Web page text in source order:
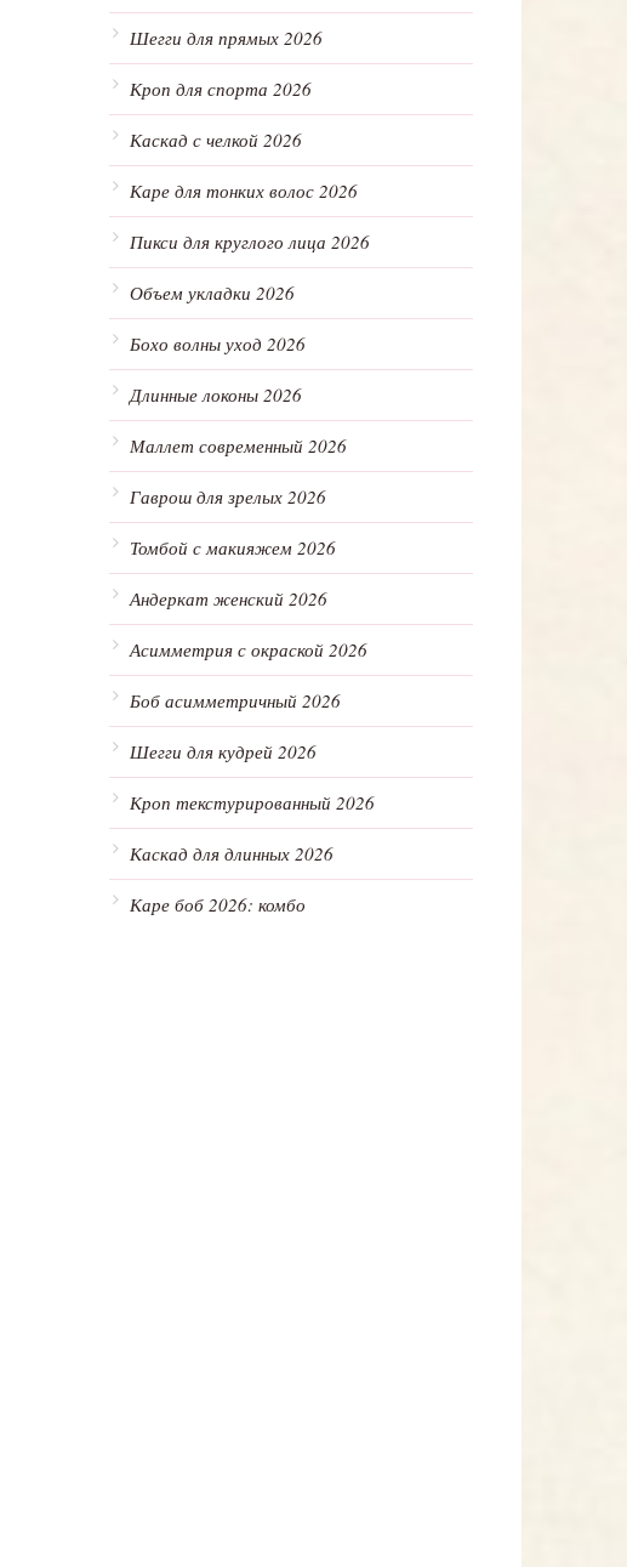
Шегги для прямых 2026
Кроп для спорта 2026
Каскад с челкой 2026
Каре для тонких волос 2026
Пикси для круглого лица 2026
Объем укладки 2026
Бохо волны уход 2026
Длинные локоны 2026
Маллет современный 2026
Гаврош для зрелых 2026
Томбой с макияжем 2026
Андеркат женский 2026
Асимметрия с окраской 2026
Боб асимметричный 2026
Шегги для кудрей 2026
Кроп текстурированный 2026
Каскад для длинных 2026
Каре боб 2026: комбо